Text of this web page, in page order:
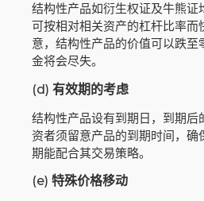
结构性产品如衍生权证及牛熊证
可按相对相关资产的杠杆比率而
意，结构性产品的价值可以跌至
金将会尽失。
(d) 有效期的考虑
结构性产品设有到期日，到期后
资者须留意产品的到期时间，确
期能配合其交易策略。
(e) 特殊价格移动